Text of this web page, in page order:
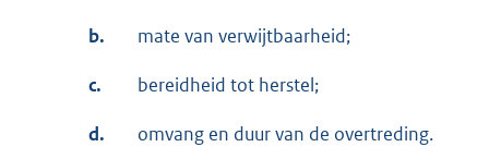
b. mate van verwijtbaarheid;
c. bereidheid tot herstel;
d. omvang en duur van de overtreding.